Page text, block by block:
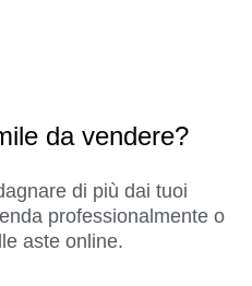
da vendere?
di più dai tuoi
professionalmente o
aste online.